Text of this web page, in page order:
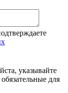
указывайте
для